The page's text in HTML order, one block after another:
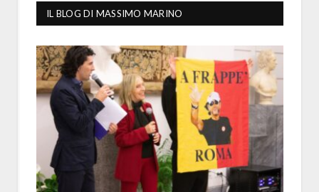
IL BLOG DI MASSIMO MARINO